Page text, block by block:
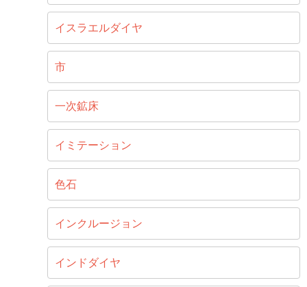
イスラエルダイヤ
市
一次鉱床
イミテーション
色石
インクルージョン
インドダイヤ